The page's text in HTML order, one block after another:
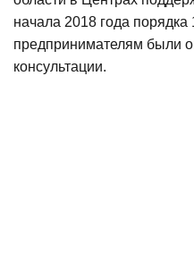
начала 2018 года порядка
предпринимателям были
консультации.